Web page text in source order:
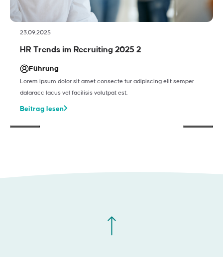
23.09.2025
HR Trends im Recruiting 2025 2
Führung
Lorem ipsum dolor sit amet consecte tur adipiscing elit semper
dalaracc lacus vel facilisis volutpat est.
Beitrag lesen